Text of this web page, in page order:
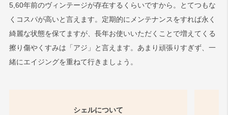
5,60年前のヴィンテージが存在するくらいですから。とてつもな
くコスパが高いと言えます。定期的にメンテナンスをすれば永く
綺麗な状態を保てますが、長年お使いいただくことで増えてくる
擦り傷やくすみは「アジ」と言えます。あまり頑張りすぎず、一
緒にエイジングを重ねて行きましょう。
シェルについて